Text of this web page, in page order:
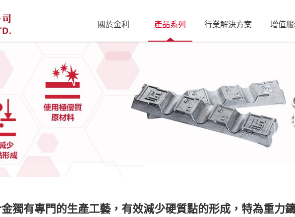
關於金利 產品系列 行業解決方案 增值
獨有專門的生產工藝，有效減少硬質點的形成，特為重力